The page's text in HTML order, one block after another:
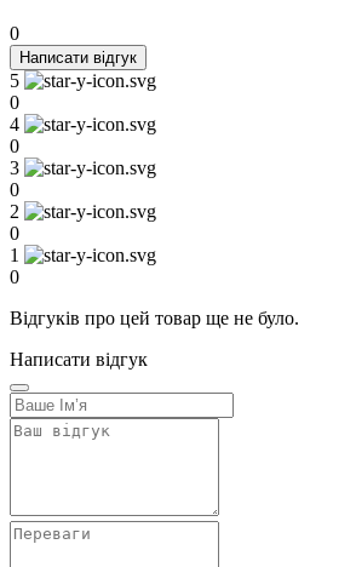
0
Написати відгук
5
0
4
0
3
0
2
0
1
0
Відгуків про цей товар ще не було.
Написати відгук